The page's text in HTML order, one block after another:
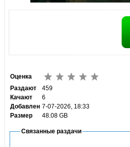
Оценка
Раздают
459
Качают
6
Добавлен 7-07-2026, 18:33
Размер
48.08 GB
Связанные раздачи